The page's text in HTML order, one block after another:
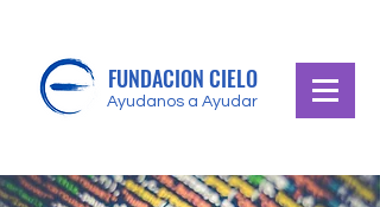
FUNDACION CIELO
Ayudanos a Ayudar